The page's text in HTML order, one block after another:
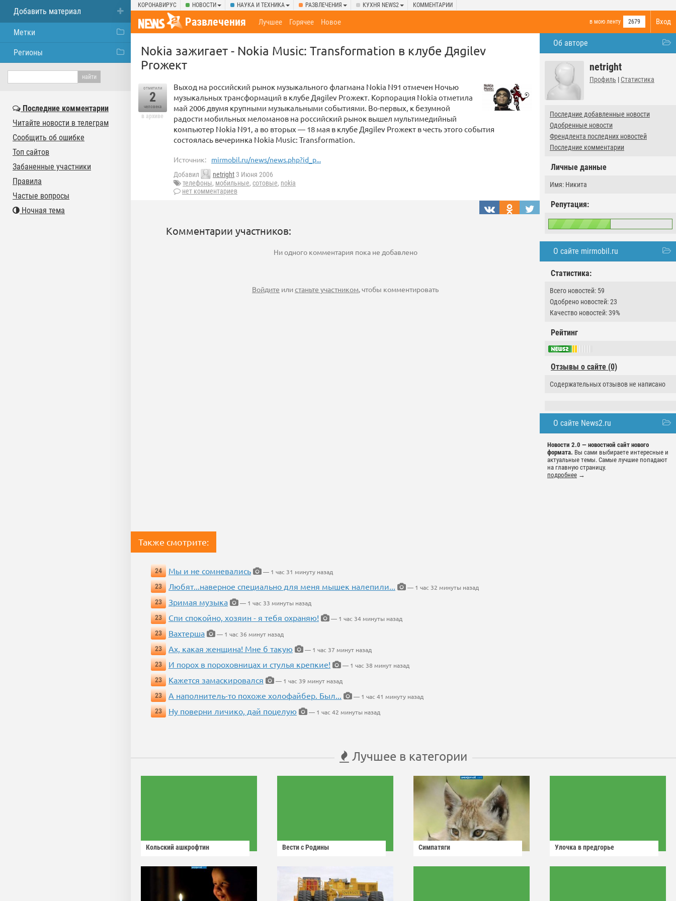
КОРОНАВИРУС НОВОСТИ НАУКА И ТЕХНИКА РАЗВЛЕЧЕНИЯ КУХНЯ NEWS2 КОММЕНТАРИИ
Вход
Развлечения в мою ленту 2679
Лучшее Горячее Новое
Об авторе
netright
Профиль | Статистика
Последние добавленные новости
Одобренные новости
Френдлента последних новостей
Последние комментарии
Личные данные
Имя: Никита
Репутация:
О сайте mirmobil.ru
Статистика:
Всего новостей: 59
Одобрено новостей: 23
Качество новостей: 39%
Рейтинг
Отзывы о сайте (0)
Содержательных отзывов не написано
О сайте News2.ru
Новости 2.0 — новостной сайт нового
формата. Вы сами выбираете интересные и
актуальные темы. Самые лучшие попадают
на главную страницу.
подробнее →
Nokia зажигает - Nokia Music: Transformation в клубе Дяgilev
Proжект
отметили
2
человека
в архиве
Выход на российский рынок музыкального флагмана Nokia N91 отмечен Ночью
музыкальных трансформаций в клубе Дяgilev Proжект. Корпорация Nokia отметила
май 2006 двумя крупными музыкальными событиями. Во-первых, к безумной
радости мобильных меломанов на российский рынок вышел мультимедийный
компьютер Nokia N91, а во вторых — 18 мая в клубе Дяgilev Proжект в честь этого события
состоялась вечеринка Nokia Music: Transformation.
Источник: mirmobil.ru/news/news.php?id_p...
Добавил netright 3 Июня 2006
телефоны, мобильные, сотовые, nokia
нет комментариев
Комментарии участников:
Ни одного комментария пока не добавлено
Войдите илистаньте участником, чтобы комментировать
Также смотрите:
24 Мы и не сомневались
— 1 час 31 минуту назад
23
Любят...наверное специально для меня мышек налепили...
— 1 час 32 минуты назад
23
Зримая музыка
— 1 час 33 минуты назад
23
Спи спокойно, хозяин - я тебя охраняю!
— 1 час 34 минуты назад
23
Вахтерша
— 1 час 36 минут назад
23
Ах, какая женщина! Мне б такую
— 1 час 37 минут назад
23
И порох в пороховницах и стулья крепкие!
— 1 час 38 минут назад
23
Кажется замаскировался
— 1 час 39 минут назад
23
А наполнитель-то похоже холофайбер. Был...
— 1 час 41 минуту назад
23
Ну поверни личико, дай поцелую — 1 час 42 минуты назад
Лучшее в категории
Кольский ашкрофтин Вести с Родины Симпатяги Улочка в предгорье
Добавить материал
Метки
Регионы
Последние комментарии
Читайте новости в телеграм
Сообщить об ошибке
Топ сайтов
Забаненные участники
Правила
Частые вопросы
Ночная тема